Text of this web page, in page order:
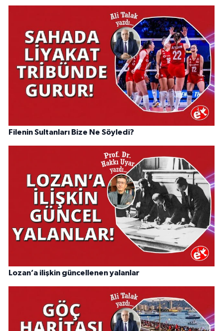
Filenin Sultanları Bize Ne Söyledi?
Lozan’a ilişkin güncellenen yalanlar